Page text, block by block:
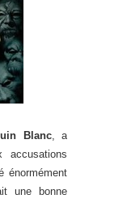
Blanc, a
énormément
une bonne